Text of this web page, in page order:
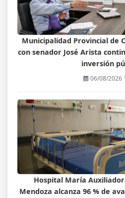
Municipalidad Provincial de
con senador José Arista
inversión
06/08/2026
Hospital María
Mendoza alcanza 96 % de